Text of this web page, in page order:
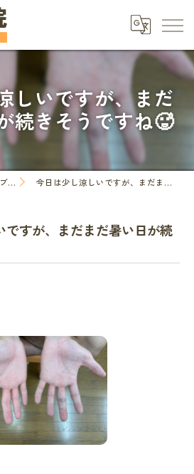
しいですが、まだ
続きそうですね🥵
ブログ 今日は少し涼しいですが、まだまだ暑い日が続きそうですね🥵
ですが、まだまだ暑い日が続